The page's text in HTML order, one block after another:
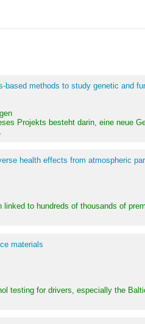
based methods to study genetic and
Projekts besteht darin, eine neue
health effects from atmospheric
linked to hundreds of thousands of
materials
testing for drivers, especially the